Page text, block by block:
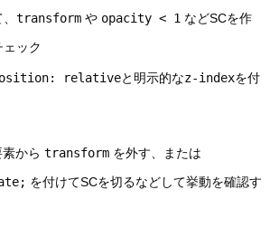
transformや opacity < 1 などSCを作
ック
relativeと明示的なz-indexを付
素から transform を外す、または
を付けてSCを切るなどして挙動を確認す